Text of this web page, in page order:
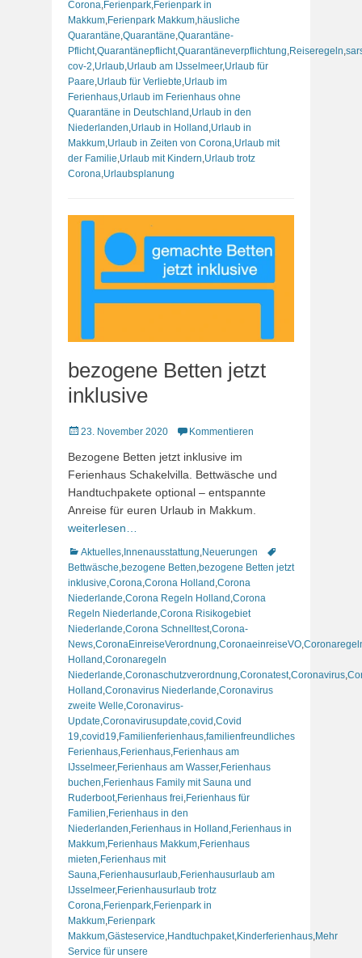
Corona Ferienpark Ferienpark in
Makkum Ferienpark Makkum häusliche
Quarantäne Quarantäne Quarantäne-
Pflicht,Quarantänepflicht,Quarantäneverpflichtung Reiseregeln
cov-2 Urlaub Urlaub am IJsselmeer, Urlaub für
Paare Urlaub für Verliebte Urlaub im
Ferienhaus Urlaub im Ferienhaus ohne
Quarantäne in Deutschland Urlaub in den
Niederlanden Urlaub in Holland Urlaub in
Makkum Urlaub in Zeiten von Corona Urlaub mit
der Familie Urlaub mit Kindern Urlaub trotz
Corona Urlaubsplanung
bezogene Betten jetzt
inklusive
Veröffentlicht
23. November 2020 Kommentieren
Bezogene Betten jetzt inklusive im
Ferienhaus Schakelvilla. Bettwäsche und
Handtuchpakete optional – entspannte
Anreise für euren Urlaub in Makkum.
weiterlesen…
Kategorien
Aktuelles, Innenausstattung,Neuerungen
Schlagworte
Bettwäsche,bezogene Betten,bezogene Betten jetzt
inklusive,Corona,Corona Holland ,Corona
Niederlande,Corona Regeln Holland ,Corona
Regeln Niederlande,Corona Risikogebiet
Niederlande,Corona Schnelltest,Corona-
News,CoronaEinreiseVerordnung,CoronaeinreiseVO,
Holland ,Coronaregeln
Niederlande,Coronaschutzverordnung,Coronatest,Coronavirus,
Holland ,Coronavirus Niederlande,Coronavirus
zweite Welle,Coronavirus-
Update,Coronavirusupdate,covid ,Covid
19,covid19,Familienferienhaus,familienfreundliches
Ferienhaus,Ferienhaus,Ferienhaus am
IJsselmeer,Ferienhaus am Wasser,Ferienhaus
buchen,Ferienhaus Family mit Sauna und
Ruderboot,Ferienhaus frei,Ferienhaus für
Familien,Ferienhaus in den
Niederlanden,Ferienhaus in Holland ,Ferienhaus in
Makkum,Ferienhaus Makkum,Ferienhaus
mieten,Ferienhaus mit
Sauna,Ferienhausurlaub,Ferienhausurlaub am
IJsselmeer,Ferienhausurlaub trotz
Corona,Ferienpark,Ferienpark in
Makkum,Ferienpark
Makkum,Gästeservice,Handtuchpaket,Kinderferienhaus,Mehr
Service für unsere